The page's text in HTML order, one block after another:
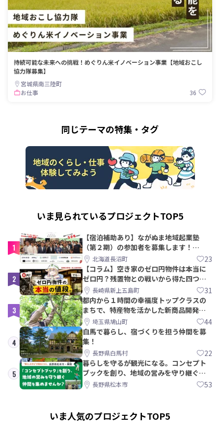
持続可能な未来への挑戦！めぐりん米イノベーション事業【地域おこし
協力隊募集】
宮城県南三陸町
お仕事
36
同じテーマの特集・タグ
いま見られているプロジェクトTOP5
1
【宿泊補助あり】ながぬま地域起業塾
（第２期）の参加者を募集します！
【8/21〆】
北海道長沼町 23
2
【コラム】空き家のゼロ円物件は本当に
ゼロ円？残置物との戦いから得た四つの
教訓｜新上五島町
長崎県新上五島町 31
3
都内から１時間の幸福度トップクラスの
まちで、特産物を活かした新商品開発＆
PRメンバー募集！
埼玉県鳩山町 44
4
白馬で暮らし、宿づくりを担う仲間を募
集！
長野県白馬村 22
5
暮らしを守るが観光になる。コンセプト
ブックを創り、地域の営みを守り継ぐ仲
間を集めませんか？
長野県松本市 53
いま人気のプロジェクトTOP5